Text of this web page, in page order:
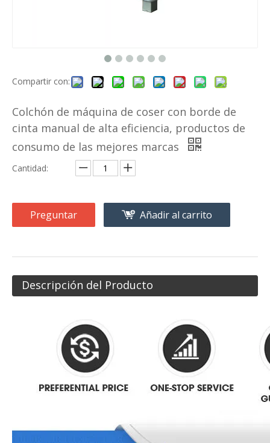
Compartir con:
Colchón de máquina de coser con borde de
cinta manual de alta eficiencia, productos de
consumo de las mejores marcas
Cantidad:
Preguntar Añadir al carrito
Descripción del Producto